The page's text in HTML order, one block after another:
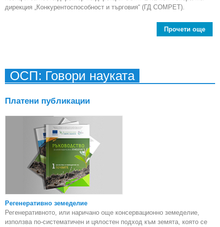
дирекция „Конкурентоспособност и търговия“ (ГД COMPET).
Прочети още
ОСП: Говори науката
Платени публикации
Регенеративно земеделие
Регенеративното, или наричано още консервационно земеделие,
използва по-систематичен и цялостен подход към земята, която се